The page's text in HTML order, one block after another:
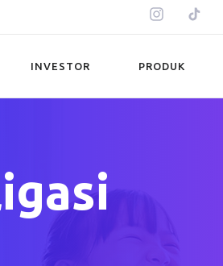
INVESTOR PRODUK